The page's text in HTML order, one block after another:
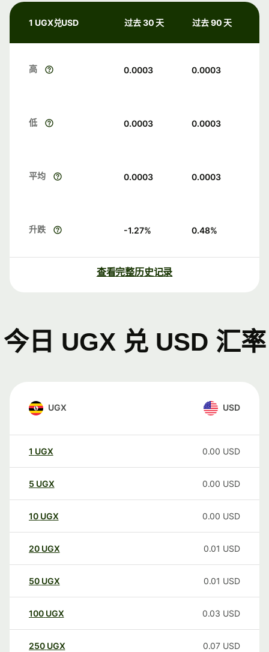
1 UGX兑USD 过去 30 天 过去 90 天
高 0.0003 0.0003
低 0.0003 0.0003
平均 0.0003 0.0003
升跌 -1.27% 0.48%
查看完整历史记录
今日 UGX 兑 USD 汇率
UGX USD
1 UGX 0.00 USD
5 UGX 0.00 USD
10 UGX 0.00 USD
20 UGX 0.01 USD
50 UGX 0.01 USD
100 UGX 0.03 USD
250 UGX 0.07 USD